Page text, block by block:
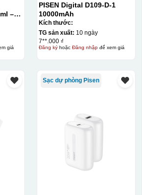
giá
PISEN Digital D109-D-1
10000mAh
Kích thước:
TG sản xuất: 10 ngày
7**.000 ₫
Đăng kýhoặc Đăng nhậpđể xem giá
Sạc dự phòng Pisen